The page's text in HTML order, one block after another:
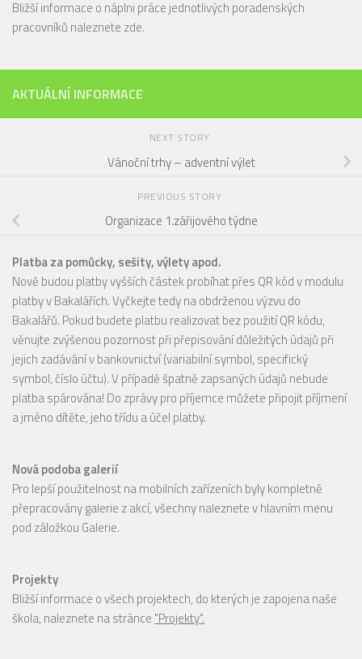
Bližší informace o náplni práce jednotlivých poradenských
pracovníků naleznete zde.
AKTUÁLNÍ INFORMACE
NEXT STORY
Vánoční trhy – adventní výlet
PREVIOUS STORY
Organizace 1.zářijového týdne
Platba za pomůcky, sešity, výlety apod.
Nově budou platby vyšších částek probíhat přes QR kód v modulu
platby v Bakalářích. Vyčkejte tedy na obdrženou výzvu do
Bakalářů. Pokud budete platbu realizovat bez použití QR kódu,
věnujte zvýšenou pozornost při přepisování důležitých údajů při
jejich zadávání v bankovnictví (variabilní symbol, specifický
symbol, číslo účtu). V případě špatně zapsaných údajů nebude
platba spárována! Do zprávy pro příjemce můžete připojit příjmení
a jméno dítěte, jeho třídu a účel platby.
Nová podoba galerií
Pro lepší použitelnost na mobilních zařízeních byly kompletně
přepracovány galerie z akcí, všechny naleznete v hlavním menu
pod záložkou Galerie.
Projekty
Bližší informace o všech projektech, do kterých je zapojena naše
škola, naleznete na stránce "Projekty".